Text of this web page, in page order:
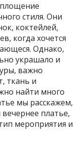
стиля. Они
коктейлей,
когда хочется
Однако,
украшало и
важно
ткань и
найти много
мы расскажем,
платье,
мероприятия и